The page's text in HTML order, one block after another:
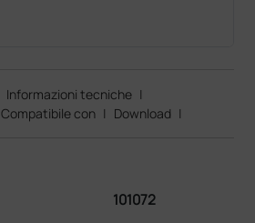
Informazioni tecniche |
Compatibile con | Download |
101072